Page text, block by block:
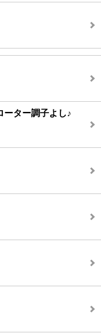
ーター調子よし♪